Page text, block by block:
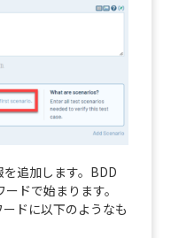
追加します。BDD
ドで始まります。
ドに以下のようなも